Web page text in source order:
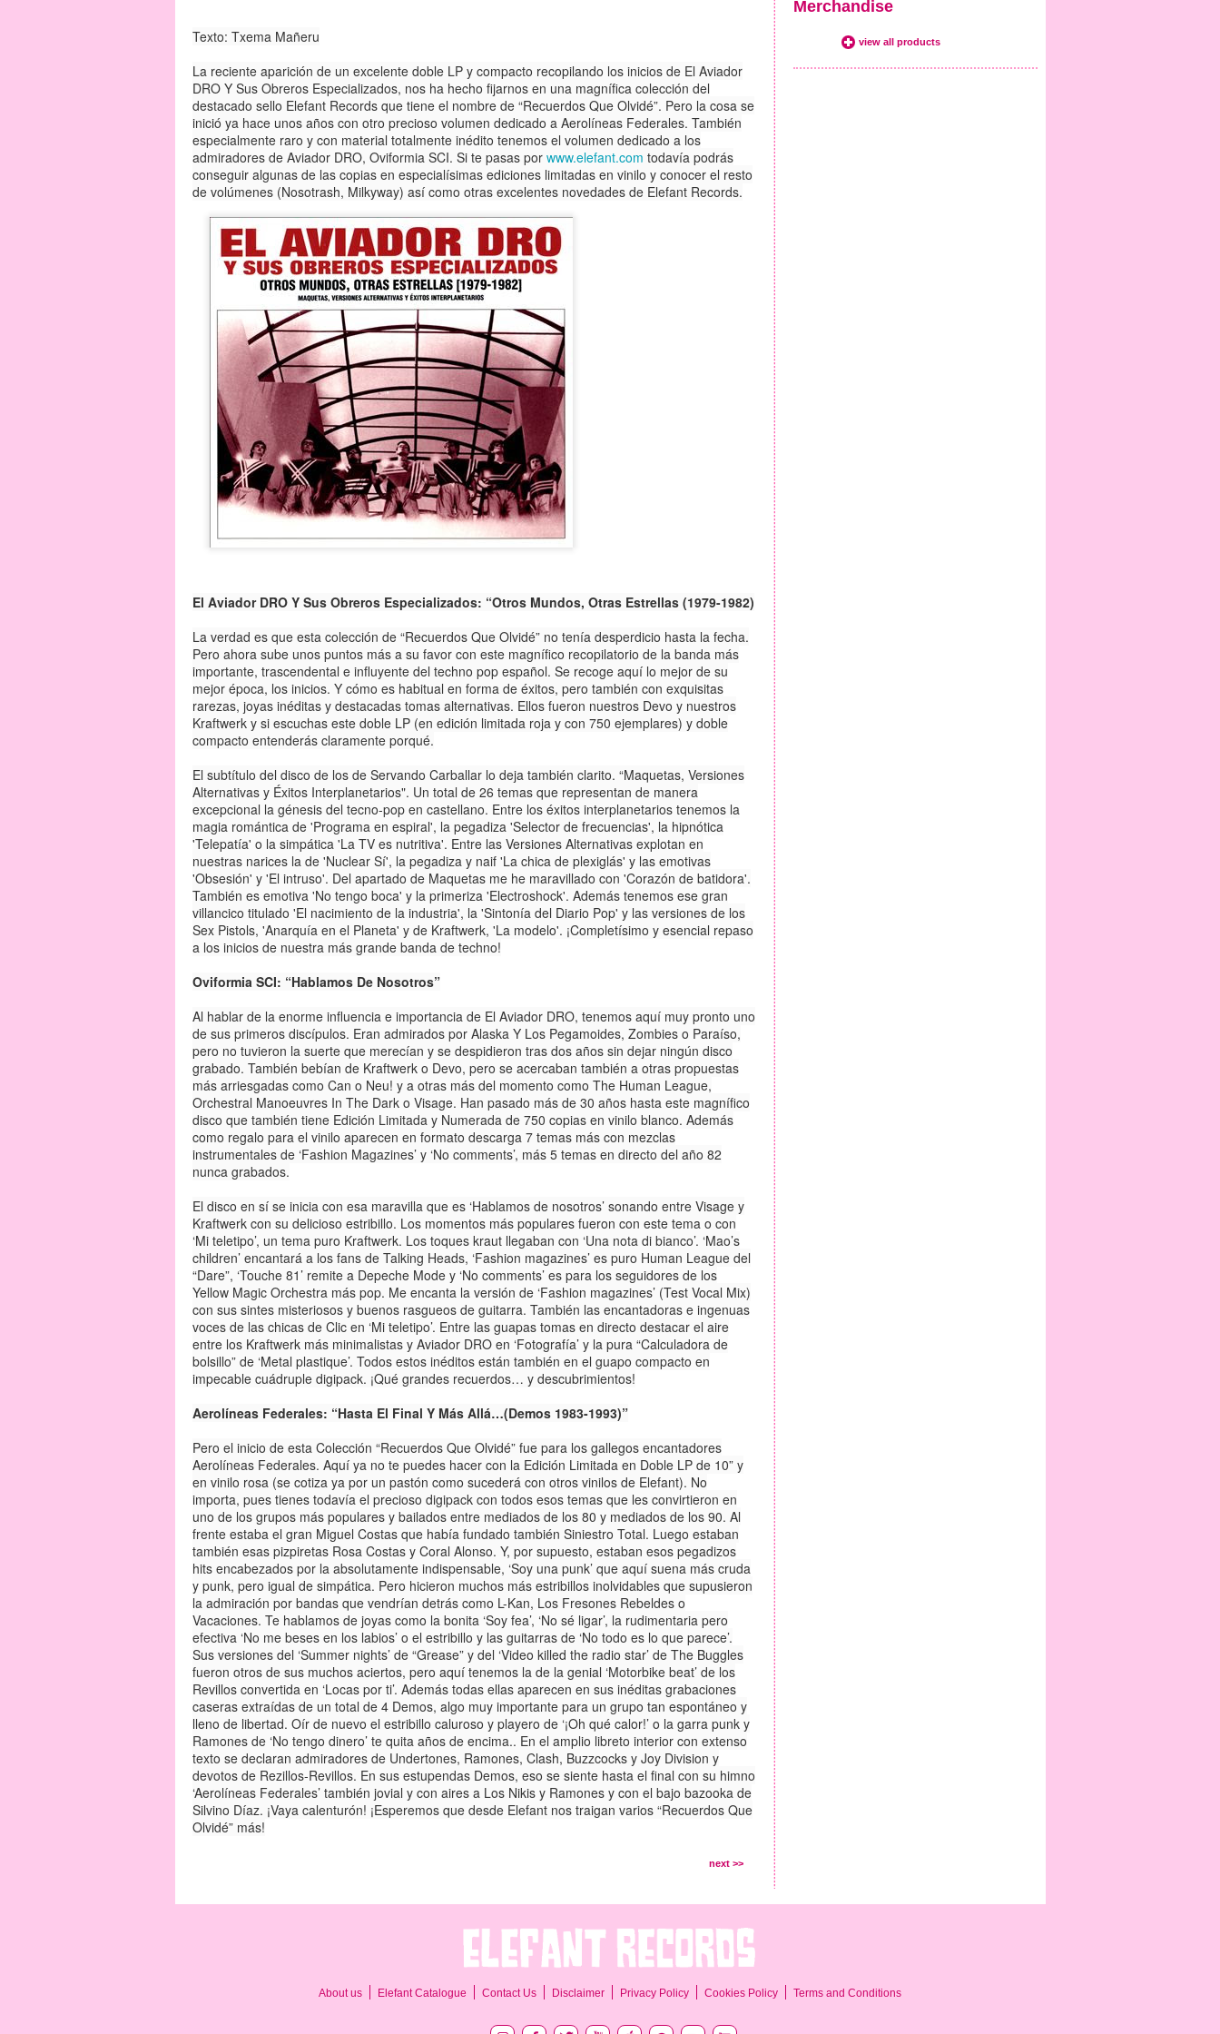
Texto: Txema Mañeru
La reciente aparición de un excelente doble LP y compacto recopilando los inicios de El Aviador
DRO Y Sus Obreros Especializados, nos ha hecho fijarnos en una magnífica colección del
destacado sello Elefant Records que tiene el nombre de “Recuerdos Que Olvidé”. Pero la cosa se
inició ya hace unos años con otro precioso volumen dedicado a Aerolíneas Federales. También
especialmente raro y con material totalmente inédito tenemos el volumen dedicado a los
admiradores de Aviador DRO, Oviformia SCI. Si te pasas por www.elefant.com todavía podrás
conseguir algunas de las copias en especialísimas ediciones limitadas en vinilo y conocer el resto
de volúmenes (Nosotrash, Milkyway) así como otras excelentes novedades de Elefant Records.
El Aviador DRO Y Sus Obreros Especializados: “Otros Mundos, Otras Estrellas (1979-1982)
La verdad es que esta colección de “Recuerdos Que Olvidé” no tenía desperdicio hasta la fecha.
Pero ahora sube unos puntos más a su favor con este magnífico recopilatorio de la banda más
importante, trascendental e influyente del techno pop español. Se recoge aquí lo mejor de su
mejor época, los inicios. Y cómo es habitual en forma de éxitos, pero también con exquisitas
rarezas, joyas inéditas y destacadas tomas alternativas. Ellos fueron nuestros Devo y nuestros
Kraftwerk y si escuchas este doble LP (en edición limitada roja y con 750 ejemplares) y doble
compacto entenderás claramente porqué.
El subtítulo del disco de los de Servando Carballar lo deja también clarito. “Maquetas, Versiones
Alternativas y Éxitos Interplanetarios". Un total de 26 temas que representan de manera
excepcional la génesis del tecno-pop en castellano. Entre los éxitos interplanetarios tenemos la
magia romántica de 'Programa en espiral', la pegadiza 'Selector de frecuencias', la hipnótica
'Telepatía' o la simpática 'La TV es nutritiva'. Entre las Versiones Alternativas explotan en
nuestras narices la de 'Nuclear Sí', la pegadiza y naif 'La chica de plexiglás' y las emotivas
'Obsesión' y 'El intruso'. Del apartado de Maquetas me he maravillado con 'Corazón de batidora'.
También es emotiva 'No tengo boca' y la primeriza 'Electroshock'. Además tenemos ese gran
villancico titulado 'El nacimiento de la industria', la 'Sintonía del Diario Pop' y las versiones de los
Sex Pistols, 'Anarquía en el Planeta' y de Kraftwerk, 'La modelo'. ¡Completísimo y esencial repaso
a los inicios de nuestra más grande banda de techno!
Oviformia SCI: “Hablamos De Nosotros”
Al hablar de la enorme influencia e importancia de El Aviador DRO, tenemos aquí muy pronto uno
de sus primeros discípulos. Eran admirados por Alaska Y Los Pegamoides, Zombies o Paraíso,
pero no tuvieron la suerte que merecían y se despidieron tras dos años sin dejar ningún disco
grabado. También bebían de Kraftwerk o Devo, pero se acercaban también a otras propuestas
más arriesgadas como Can o Neu! y a otras más del momento como The Human League,
Orchestral Manoeuvres In The Dark o Visage. Han pasado más de 30 años hasta este magnífico
disco que también tiene Edición Limitada y Numerada de 750 copias en vinilo blanco. Además
como regalo para el vinilo aparecen en formato descarga 7 temas más con mezclas
instrumentales de ‘Fashion Magazines’ y ‘No comments’, más 5 temas en directo del año 82
nunca grabados.
El disco en sí se inicia con esa maravilla que es ‘Hablamos de nosotros’ sonando entre Visage y
Kraftwerk con su delicioso estribillo. Los momentos más populares fueron con este tema o con
‘Mi teletipo’, un tema puro Kraftwerk. Los toques kraut llegaban con ‘Una nota di bianco’. ‘Mao’s
children’ encantará a los fans de Talking Heads, ‘Fashion magazines’ es puro Human League del
“Dare”, ‘Touche 81’ remite a Depeche Mode y ‘No comments’ es para los seguidores de los
Yellow Magic Orchestra más pop. Me encanta la versión de ‘Fashion magazines’ (Test Vocal Mix)
con sus sintes misteriosos y buenos rasgueos de guitarra. También las encantadoras e ingenuas
voces de las chicas de Clic en ‘Mi teletipo’. Entre las guapas tomas en directo destacar el aire
entre los Kraftwerk más minimalistas y Aviador DRO en ‘Fotografía’ y la pura “Calculadora de
bolsillo” de ‘Metal plastique’. Todos estos inéditos están también en el guapo compacto en
impecable cuádruple digipack. ¡Qué grandes recuerdos… y descubrimientos!
Aerolíneas Federales: “Hasta El Final Y Más Allá…(Demos 1983-1993)”
Pero el inicio de esta Colección “Recuerdos Que Olvidé” fue para los gallegos encantadores
Aerolíneas Federales. Aquí ya no te puedes hacer con la Edición Limitada en Doble LP de 10” y
en vinilo rosa (se cotiza ya por un pastón como sucederá con otros vinilos de Elefant). No
importa, pues tienes todavía el precioso digipack con todos esos temas que les convirtieron en
uno de los grupos más populares y bailados entre mediados de los 80 y mediados de los 90. Al
frente estaba el gran Miguel Costas que había fundado también Siniestro Total. Luego estaban
también esas pizpiretas Rosa Costas y Coral Alonso. Y, por supuesto, estaban esos pegadizos
hits encabezados por la absolutamente indispensable, ‘Soy una punk’ que aquí suena más cruda
y punk, pero igual de simpática. Pero hicieron muchos más estribillos inolvidables que supusieron
la admiración por bandas que vendrían detrás como L-Kan, Los Fresones Rebeldes o
Vacaciones. Te hablamos de joyas como la bonita ‘Soy fea’, ‘No sé ligar’, la rudimentaria pero
efectiva ‘No me beses en los labios’ o el estribillo y las guitarras de ‘No todo es lo que parece’.
Sus versiones del ‘Summer nights’ de “Grease” y del ‘Video killed the radio star’ de The Buggles
fueron otros de sus muchos aciertos, pero aquí tenemos la de la genial ‘Motorbike beat’ de los
Revillos convertida en ‘Locas por ti’. Además todas ellas aparecen en sus inéditas grabaciones
caseras extraídas de un total de 4 Demos, algo muy importante para un grupo tan espontáneo y
lleno de libertad. Oír de nuevo el estribillo caluroso y playero de ‘¡Oh qué calor!’ o la garra punk y
Ramones de ‘No tengo dinero’ te quita años de encima.. En el amplio libreto interior con extenso
texto se declaran admiradores de Undertones, Ramones, Clash, Buzzcocks y Joy Division y
devotos de Rezillos-Revillos. En sus estupendas Demos, eso se siente hasta el final con su himno
‘Aerolíneas Federales’ también jovial y con aires a Los Nikis y Ramones y con el bajo bazooka de
Silvino Díaz. ¡Vaya calenturón! ¡Esperemos que desde Elefant nos traigan varios “Recuerdos Que
Olvidé” más!
next >>
Merchandise
view all products
About us Elefant Catalogue Contact Us Disclaimer Privacy Policy Cookies Policy Terms and Conditions